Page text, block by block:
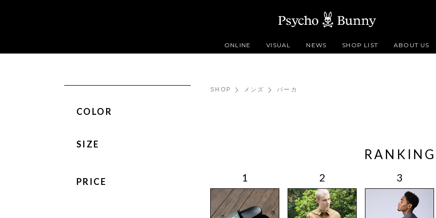
ONLINE VISUAL NEWS SHOP LIST ABOUT US
SHOP メンズ パーカ
RANKING
COLOR
SIZE
PRICE